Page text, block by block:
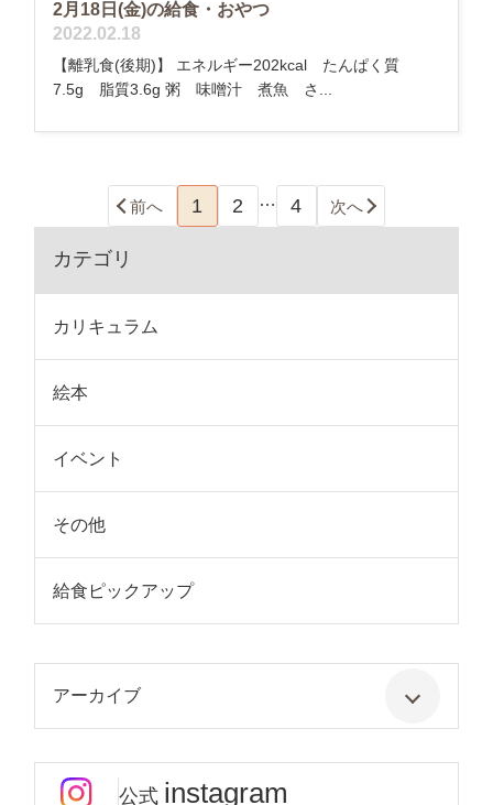
2月18日(金)の給食・おやつ
2022.02.18
【離乳食(後期)】 エネルギー202kcal たんぱく質
7.5g 脂質3.6g 粥 味噌汁 煮魚 さ...
前へ 1 2 … 4 次へ
カテゴリ
カリキュラム
絵本
イベント
その他
給食ピックアップ
アーカイブ
公式 instagram